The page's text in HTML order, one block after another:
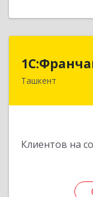
Ташкент
Клиентов на
Узбекистан,